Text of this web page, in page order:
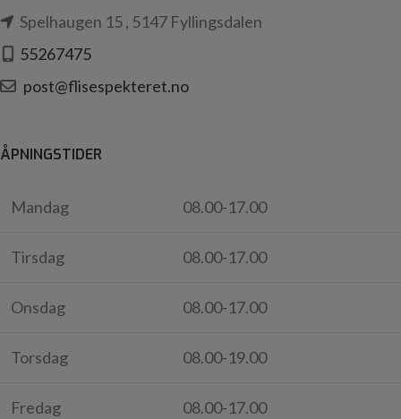
Spelhaugen 15 , 5147 Fyllingsdalen
55267475
post@flisespekteret.no
ÅPNINGSTIDER
Mandag 08.00-17.00
Tirsdag 08.00-17.00
Onsdag 08.00-17.00
Torsdag 08.00-19.00
Fredag 08.00-17.00